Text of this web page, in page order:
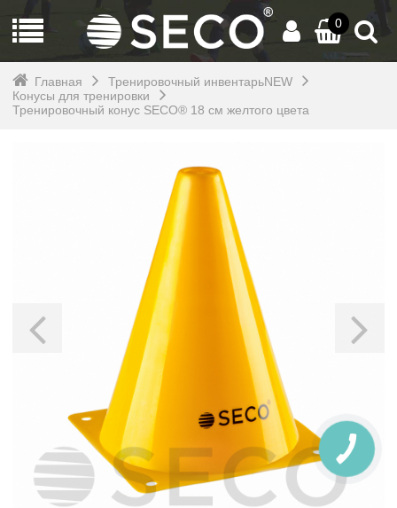
0
Главная
Тренировочный инвентарьNEW
Конусы для тренировки
Тренировочный конус SECO® 18 см желтого цвета